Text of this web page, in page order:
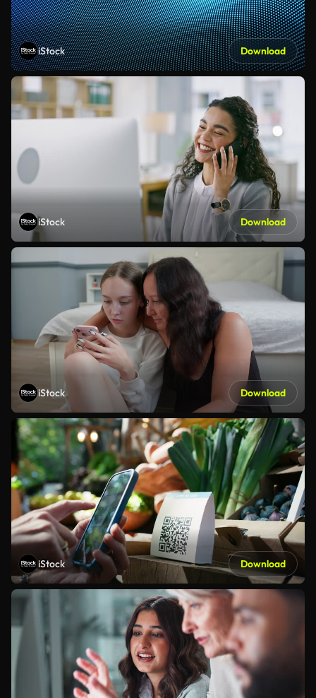
iStock Download
iStock Download
iStock Download
iStock Download